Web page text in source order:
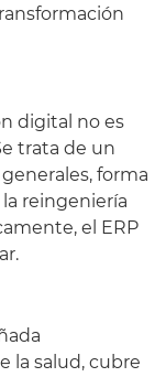
digital no es
trata de un
forma
reingeniería
el ERP
la salud, cubre